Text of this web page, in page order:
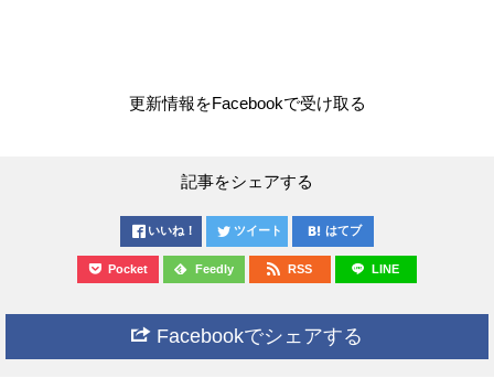
更新情報をFacebookで受け取る
記事をシェアする
いいね！ ツイート はてブ
Pocket Feedly RSS LINE
Facebookでシェアする